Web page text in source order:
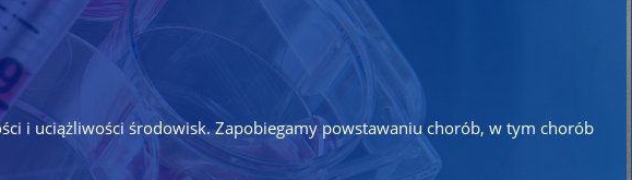
i uciążliwości środowisk. Zapobiegamy powstawaniu chorób, w tym chorób